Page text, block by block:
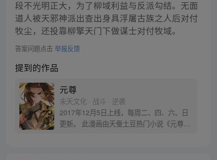
段不光明正大，为了柳域利益与反派勾结。无面
道人被天邪神派出查出身具浮屠古族之人后对付
牧尘，还投靠柳擎天门下做谋士对付牧域。
答案问题点击 举报反馈
提到的作品
元尊
未天文化 · 战斗 · 逆袭
2017年12月5日上线，每周二、四、六、日
更新。 此漫画由天蚕土豆热门小说《元尊》